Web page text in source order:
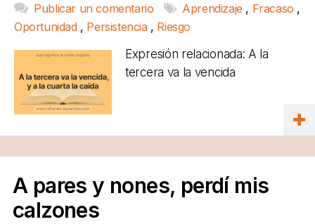
Publicar un comentario Aprendizaje , Fracaso ,
Oportunidad , Persistencia , Riesgo
Expresión relacionada: A la
tercera va la vencida
A pares y nones, perdí mis
calzones